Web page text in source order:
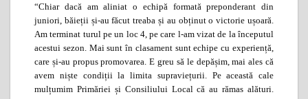
“Chiar dacă am aliniat o echipă formată preponderant din
juniori, băieții și-au făcut treaba și au obținut o victorie ușoară.
Am terminat turul pe un loc 4, pe care l-am vizat de la începutul
acestui sezon. Mai sunt în clasament sunt echipe cu experiență,
care și-au propus promovarea. E greu să le depășim, mai ales că
avem niște condiții la limita supra­viețurii. Pe această cale
mulțumim Pri­măriei și Consiliului Local că au rămas alături.